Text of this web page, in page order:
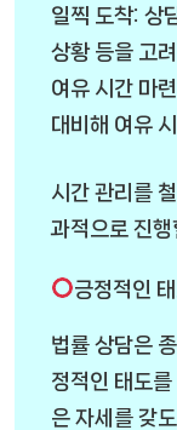
일찍 도착: 상
상황 등을 고
여유 시간 마
대비해 여유
시간 관리를
과적으로 진행
긍정적인
법률 상담은
정적인 태도
은 자세를 갖